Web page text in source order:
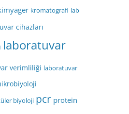
kromatografi lab
cihazları
laboratuvar
verimliliği laboratuvar
biyoloji pcr protein